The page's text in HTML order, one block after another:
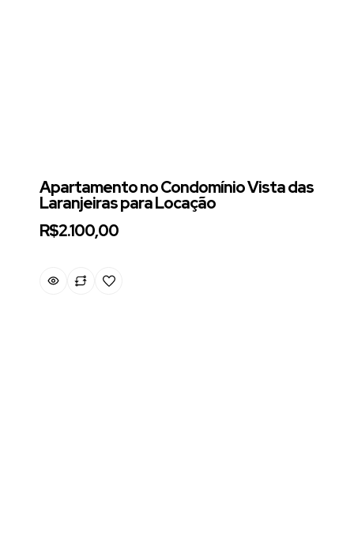
Apartamento no Condomínio Vista das
Laranjeiras para Locação
R$2.100,00